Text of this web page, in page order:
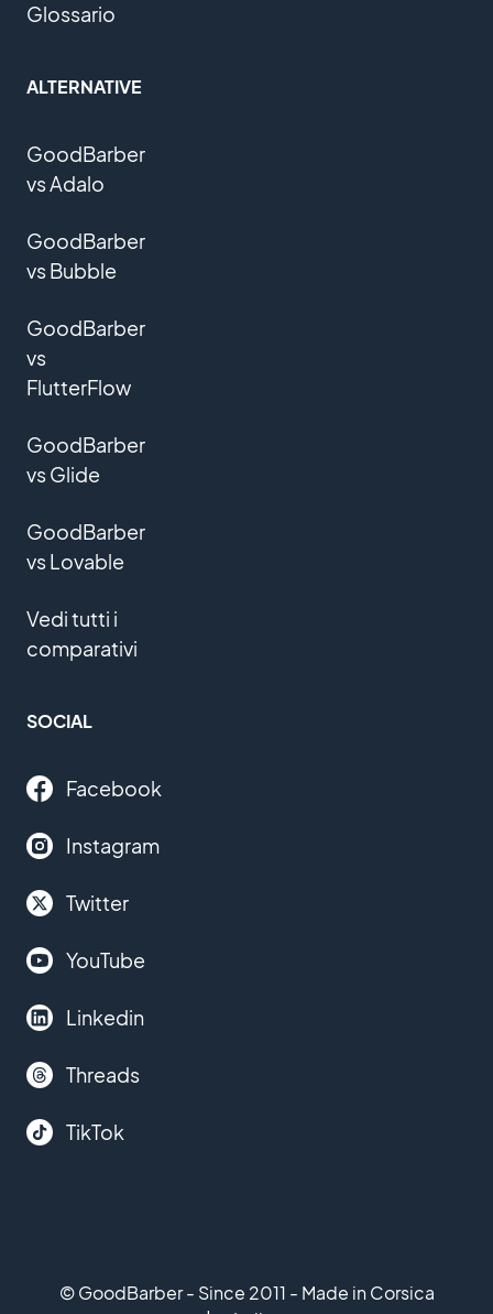
Glossario
ALTERNATIVE
GoodBarber
vs Adalo
GoodBarber
vs Bubble
GoodBarber
vs
FlutterFlow
GoodBarber
vs Glide
GoodBarber
vs Lovable
Vedi tutti i
comparativi
SOCIAL
Facebook
Instagram
Twitter
YouTube
Linkedin
Threads
TikTok
© GoodBarber - Since 2011 - Made in Corsica